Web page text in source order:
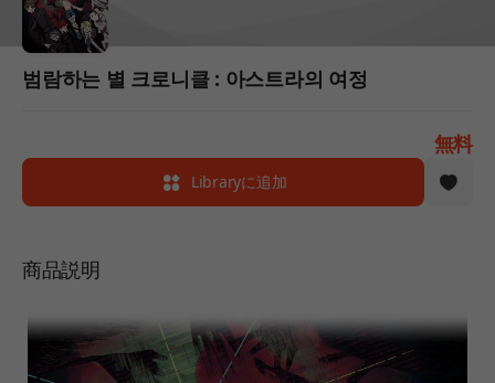
범람하는 별 크로니클 : 아스트라의 여정
無料
Libraryに追加
商品説明